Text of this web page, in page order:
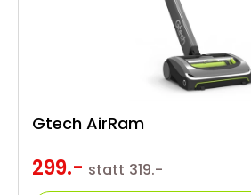
299.- statt 319.-
Gtech AirRam